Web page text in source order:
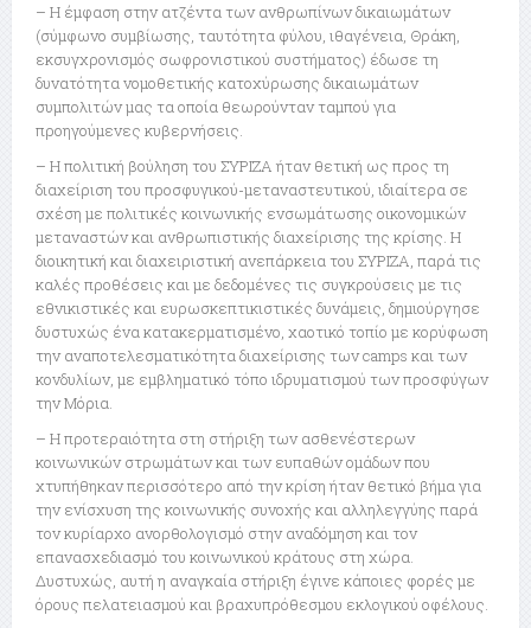
– Η έμφαση στην ατζέντα των ανθρωπίνων δικαιωμάτων
(σύμφωνο συμβίωσης, ταυτότητα φύλου, ιθαγένεια, Θράκη,
εκσυγχρονισμός σωφρονιστικού συστήματος) έδωσε τη
δυνατότητα νομοθετικής κατοχύρωσης δικαιωμάτων
συμπολιτών μας τα οποία θεωρούνταν ταμπού για
προηγούμενες κυβερνήσεις.
– Η πολιτική βούληση του ΣΥΡΙΖΑ ήταν θετική ως προς τη
διαχείριση του προσφυγικού-μεταναστευτικού, ιδιαίτερα σε
σχέση με πολιτικές κοινωνικής ενσωμάτωσης οικονομικών
μεταναστών και ανθρωπιστικής διαχείρισης της κρίσης. Η
διοικητική και διαχειριστική ανεπάρκεια του ΣΥΡΙΖΑ, παρά τις
καλές προθέσεις και με δεδομένες τις συγκρούσεις με τις
εθνικιστικές και ευρωσκεπτικιστικές δυνάμεις, δημιούργησε
δυστυχώς ένα κατακερματισμένο, χαοτικό τοπίο με κορύφωση
την αναποτελεσματικότητα διαχείρισης των camps και των
κονδυλίων, με εμβληματικό τόπο ιδρυματισμού των προσφύγων
την Μόρια.
– Η προτεραιότητα στη στήριξη των ασθενέστερων
κοινωνικών στρωμάτων και των ευπαθών ομάδων που
χτυπήθηκαν περισσότερο από την κρίση ήταν θετικό βήμα για
την ενίσχυση της κοινωνικής συνοχής και αλληλεγγύης παρά
τον κυρίαρχο ανορθολογισμό στην αναδόμηση και τον
επανασχεδιασμό του κοινωνικού κράτους στη χώρα.
Δυστυχώς, αυτή η αναγκαία στήριξη έγινε κάποιες φορές με
όρους πελατειασμού και βραχυπρόθεσμου εκλογικού οφέλους.